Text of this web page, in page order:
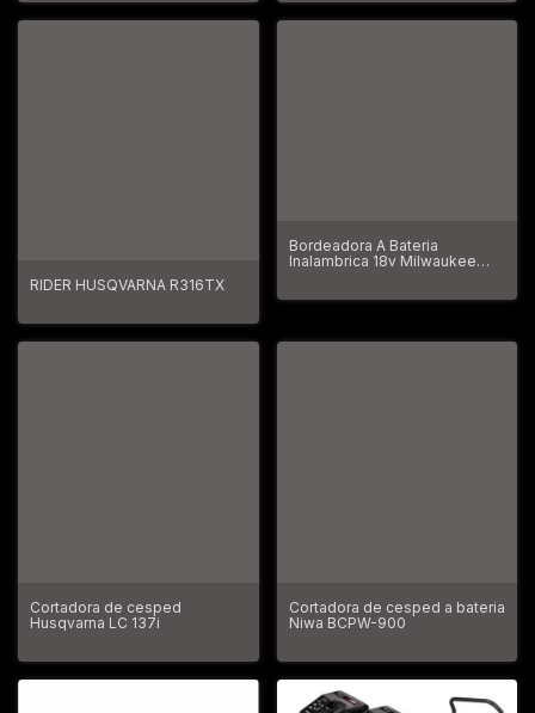
RIDER HUSQVARNA R316TX
Bordeadora A Bateria
Inalambrica 18v Milwaukee
Cortadora de cesped
Husqvarna LC 137i
Cortadora de cesped a bateria
Niwa BCPW-900